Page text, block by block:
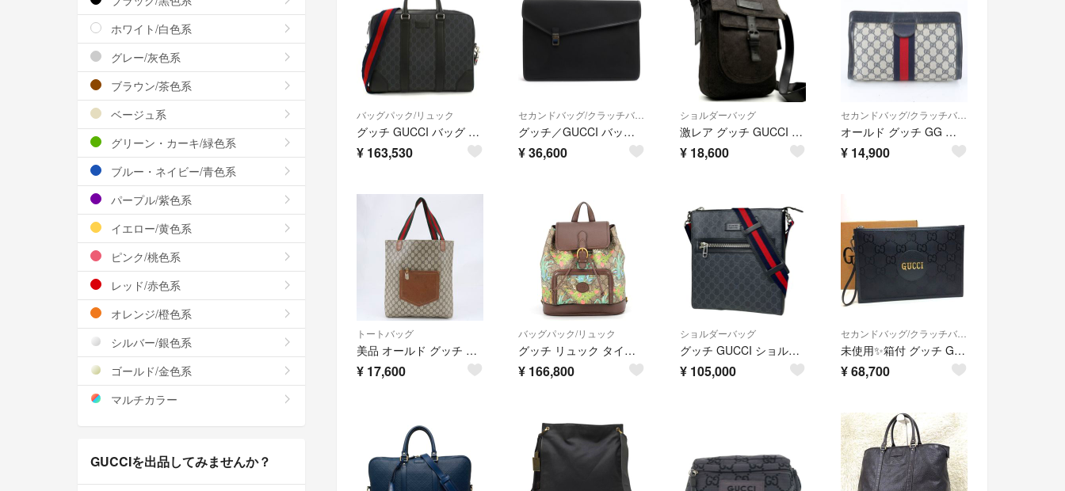
バッグパック/リュック
グッチ GUCCI バッグ メンズ 474135 GGスプリーム
¥ 163,530
セカンドバッグ/クラッチバッグ
グッチ／GUCCI バッグ セカンドバッグ クラッチバッグ 鞄 メンズ 男性 男性用 ナイロン レザー 革 本革 ブラック 黒 108841 002404 フラップ式
¥36,600
ショルダーバッグ
激レア グッチ GUCCI ショルダーバッグ クロスボディ GGキャンバス レザー ロゴプレート ブラック 黒 斜め掛け カバン 夏休み 帰省 お盆 敬老の日 シルバーウィーク 秋 ハロウィン 七五三 ギフト プレゼント
¥ 18,600
セカンドバッグ/クラッチバッグ
オールド グッチ GG スプリーム レザー セカンドバッグ クラッチ ポーチ 通勤 ビジネス ネイビー 紺 メンズ RRE EM7-4
¥ 14,900
トートバッグ
美品 オールド グッチ GG スプリーム シェリー ライン レザー トート バッグ ショルダー ビジネス 通勤 A4 メンズ RRE EM6-8
¥ 17,600
バッグパック/リュック
グッチ リュック タイガー GGスプリーム 674147 GUCCI バックパック バッグ
¥ 166,800
ショルダーバッグ
グッチ GUCCI ショルダーバッグ GG柄 GGスプリーム シェリーライン ウェブ コーティングキャンバス ブラック 474137 メンズ 【中古】
¥ 105,000
未使用✨箱付 グッチ GG オフザグリッド ブラック ストラップ付クラッチバッグ
¥68,700
ホワイト/白色系
グレー/灰色系
ブラウン/茶色系
ベージュ系
グリーン・カーキ/緑色系
ブルー・ネイビー/青色系
パープル/紫色系
イエロー/黄色系
ピンク/桃色系
レッド/赤色系
オレンジ/橙色系
シルバー/銀色系
ゴールド/金色系
マルチカラー
GUCCIを出品してみませんか？